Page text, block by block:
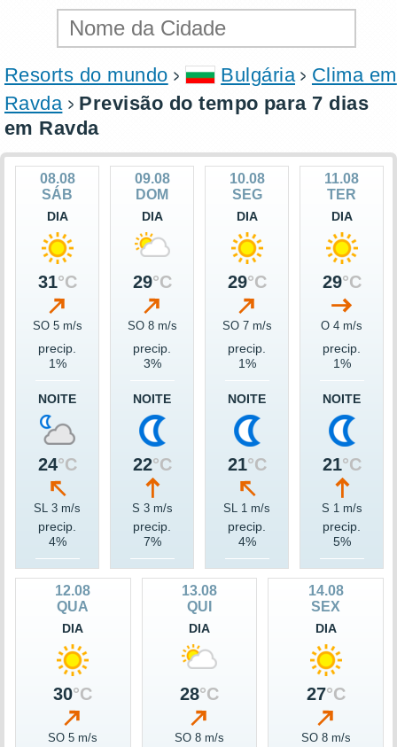
Resorts do mundo Bulgária
Clima em
Ravda
Previsão do tempo para 7 dias
em Ravda
08.08
SÁB
DIA
31°C
SO 5 m/s
precip.
1%
NOITE
24°C
SL 3 m/s
precip.
4%
09.08
DOM
DIA
29°C
SO 8 m/s
precip.
3%
NOITE
22°C
S 3 m/s
precip.
7%
10.08
SEG
DIA
29°C
SO 7 m/s
precip.
1%
NOITE
21°C
SL 1 m/s
precip.
4%
11.08
TER
DIA
29°C
O 4 m/s
precip.
1%
NOITE
21°C
S 1 m/s
precip.
5%
12.08
QUA
DIA
30°C
SO 5 m/s
13.08
QUI
DIA
28°C
SO 8 m/s
14.08
SEX
DIA
27°C
SO 8 m/s